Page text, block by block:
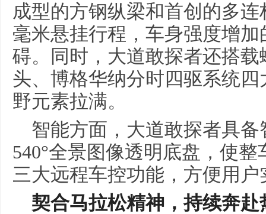
成型的方钢纵梁和首创的多
毫米悬挂行程，车身强度增
碍。同时，大道敢探者还搭
头、博格华纳分时四驱系统
野元素拉满。
智能方面，大道敢探者具
540°全景图像透明底盘，使
三大远程车控功能，方便用
契合马拉松精神，持续奔